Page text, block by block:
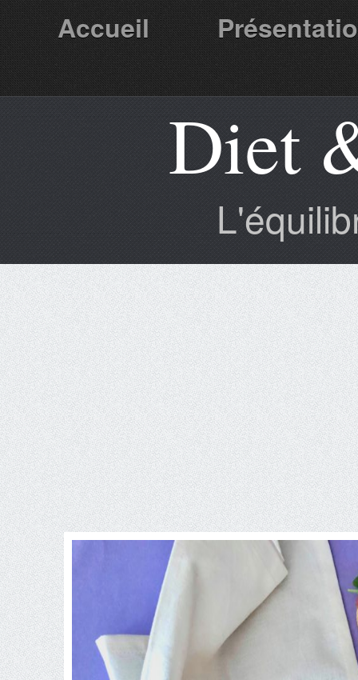
Accueil
Partenaires Diet